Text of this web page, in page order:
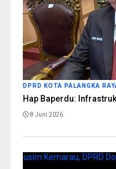
DPRD KOTA PALANGKA
Hap Baperdu:
8 Juni 2026